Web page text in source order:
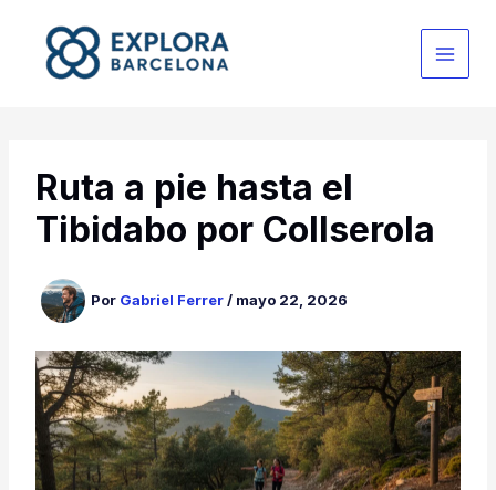
contenido
Ruta a pie hasta el
Tibidabo por Collserola
Por Gabriel Ferrer/ mayo 22, 2026